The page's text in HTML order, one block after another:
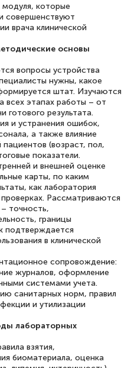
система
возникло ни на
модуля, которые
совершенствуют
врача клинической
основы
вопросы устройства
нужны, какое
штат. Изучаются
всех этапах работы – от
готового результата.
и устранения ошибок,
а также влияние
(возраст, пол,
показатели.
и внешней оценке
карты, по каким
как лаборатория
Рассматриваются
точность,
границы
подтверждается
в клинической
сопровождение:
журналов, оформление
системами учета.
санитарных норм, правил
и утилизации
лабораторных
взятия,
биоматериала, оценка